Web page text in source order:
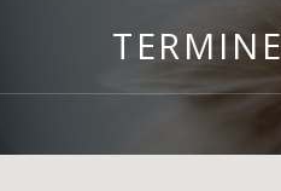
TERMINE